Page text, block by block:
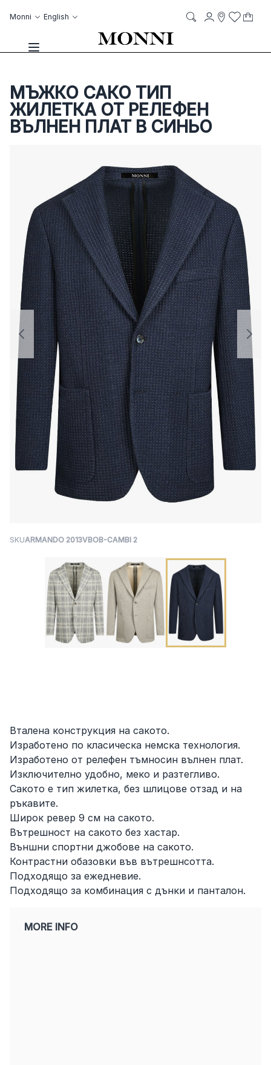
Monni Language
English
Toggle Nav
AccountWish List
My
МЪЖКО САКО ТИП
ЖИЛЕТКА ОТ РЕЛЕФЕН
ВЪЛНЕН ПЛАТ В СИНЬО
SKUARMANDO 2013VBOB-CAMBI 2
Вталена конструкция на сакото.
Изработено по класическа немска технология.
Изработено от релефен тъмносин вълнен плат.
Изключително удобно, меко и разтегливо.
Сакото е тип жилетка, без шлицове отзад и на
ръкавите.
Широк ревер 9 см на сакото.
Вътрeшност на сакото без хастар.
Външни спортни джобове на сакото.
Контрастни обазовки във вътрешнсотта.
Подходящо за ежедневие.
Подходящо за комбинация с дънки и панталон.
MORE INFO